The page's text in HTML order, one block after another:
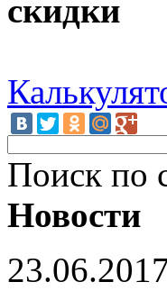
скидки
Поиск по
Новости